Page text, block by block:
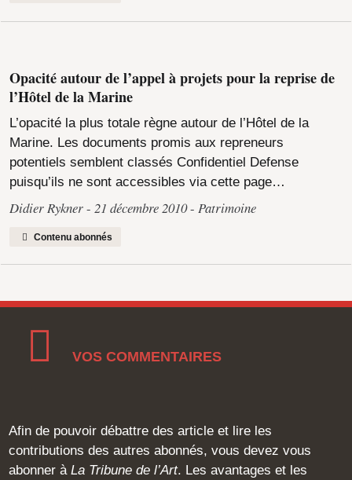
Opacité autour de l’appel à projets pour la reprise de
l’Hôtel de la Marine
L’opacité la plus totale règne autour de l’Hôtel de la
Marine. Les documents promis aux repreneurs
potentiels semblent classés Confidentiel Defense
puisqu’ils ne sont accessibles via cette page…
Didier Rykner 21 décembre 2010 Patrimoine
Contenu abonnés
VOS COMMENTAIRES
Afin de pouvoir débattre des article et lire les
contributions des autres abonnés, vous devez vous
abonner àLa Tribune de l’Art. Les avantages et les